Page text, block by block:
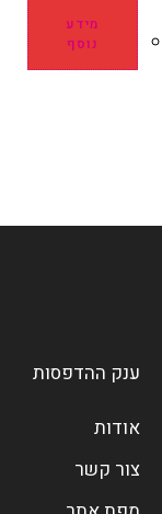
מידע
נוסף
ענק ההדפסות
אודות
צור קשר